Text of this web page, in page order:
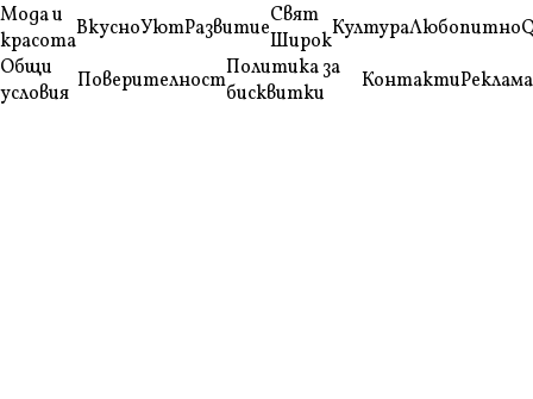
Мода и
красотаВкусноУютРазвитиеСвят
ШирокКултураЛюбопитно
Общи
условия ПоверителностПолитика за
бисквитки
КонтактиРеклама